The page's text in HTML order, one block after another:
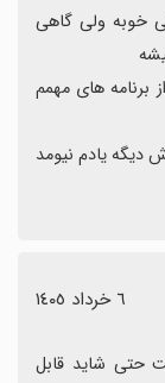
دیگه یادم نیومد
٦ خرداد ١٤٠٥